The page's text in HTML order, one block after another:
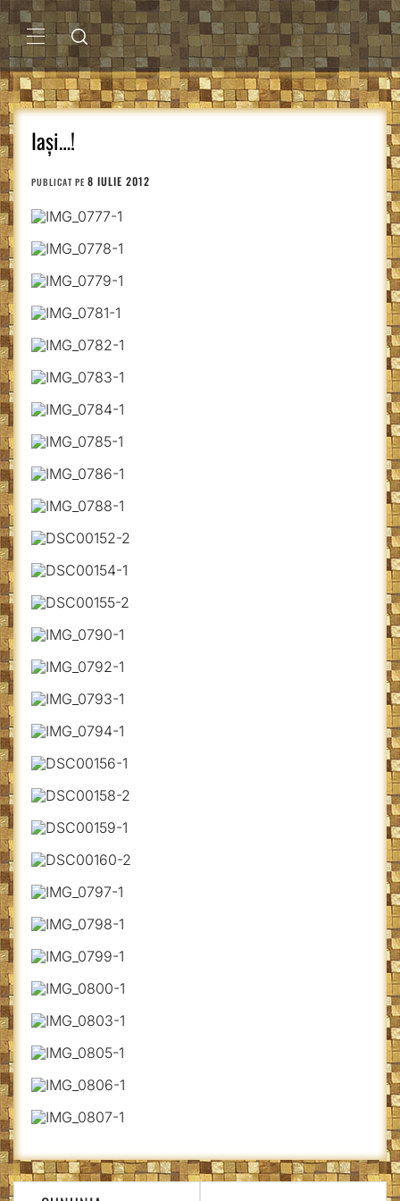
Sari
la
conținutMENIU
PRINCIPAL
Iași…!
PUBLICAT PE 8 IULIE 2012
Navigare